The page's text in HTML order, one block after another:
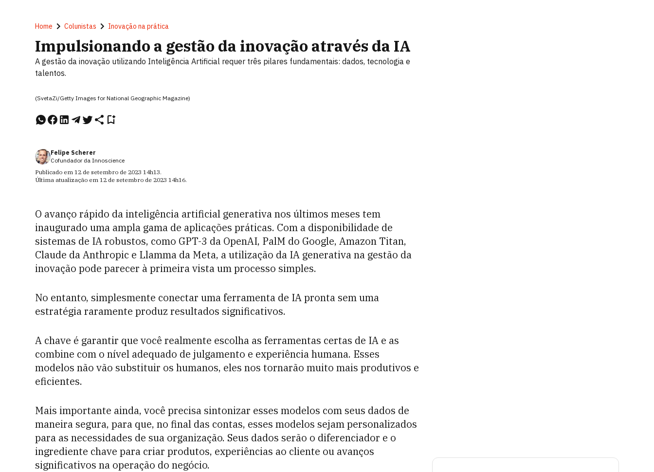
Home Colunistas Inovação na prática
Impulsionando a gestão da inovação através da IA
A gestão da inovação utilizando Inteligência Artificial requer três pilares fundamentais: dados, tecnologia e
talentos.
(SvetaZi/Getty Images for National Geographic Magazine)
Felipe Scherer
Cofundador da Innoscience
Publicado em 12 de setembro de 2023 14h13.
Última atualização em 12 de setembro de 2023 14h16.
O avanço rápido da inteligência artificial generativa nos últimos meses tem
inaugurado uma ampla gama de aplicações práticas. Com a disponibilidade de
sistemas de IA robustos, como GPT-3 da OpenAI, PalM do Google, Amazon Titan,
Claude da Anthropic e Llamma da Meta, a utilização da IA generativa na gestão da
inovação pode parecer à primeira vista um processo simples.
No entanto, simplesmente conectar uma ferramenta de IA pronta sem uma
estratégia raramente produz resultados significativos.
A chave é garantir que você realmente escolha as ferramentas certas de IA e as
combine com o nível adequado de julgamento e experiência humana. Esses
modelos não vão substituir os humanos, eles nos tornarão muito mais produtivos e
eficientes.
Mais importante ainda, você precisa sintonizar esses modelos com seus dados de
maneira segura, para que, no final das contas, esses modelos sejam personalizados
para as necessidades de sua organização. Seus dados serão o diferenciador e o
ingrediente chave para criar produtos, experiências ao cliente ou avanços
significativos na operação do negócio.